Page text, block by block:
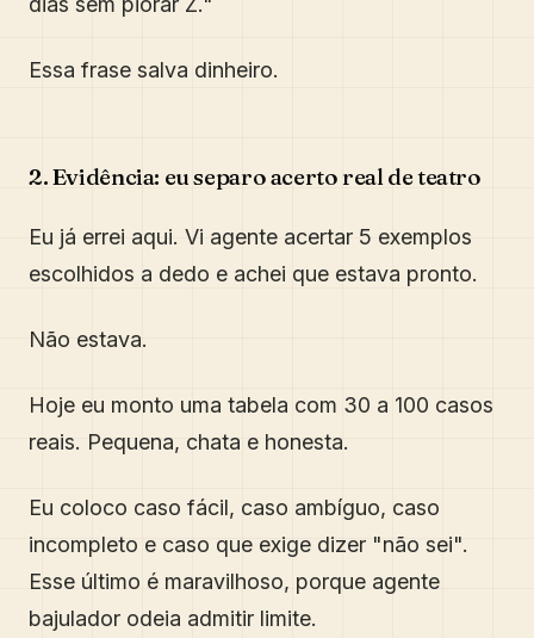
Essa frase salva dinheiro.
2. Evidência: eu separo acerto real de teatro
Eu já errei aqui. Vi agente acertar 5 exemplos
escolhidos a dedo e achei que estava pronto.
Não estava.
Hoje eu monto uma tabela com 30 a 100 casos
reais. Pequena, chata e honesta.
Eu coloco caso fácil, caso ambíguo, caso
incompleto e caso que exige dizer "não sei".
Esse último é maravilhoso, porque agente
bajulador odeia admitir limite.